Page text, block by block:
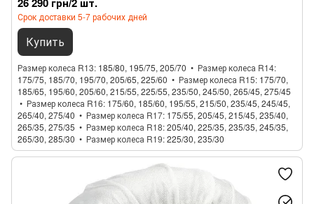
Срок доставки 5-7 рабочих дней
Купить
Размер колеса R13 185/80, 195/75, 205/70
Размер колеса R14
175/75, 185/70, 195/70, 205/65, 225/60
Размер колеса R15 175/70,
185/65, 195/60, 205/60, 215/55, 225/55, 235/50, 245/50, 265/45, 275/45
Размер колеса R16 175/60, 185/60, 195/55, 215/50, 235/45, 245/45,
265/40, 275/40
Размер колеса R17 175/55, 205/45, 215/45, 235/40,
265/35, 275/35
Размер колеса R18 205/40, 225/35, 235/35, 245/35,
265/30, 285/30
Размер колеса R19 225/30, 235/30